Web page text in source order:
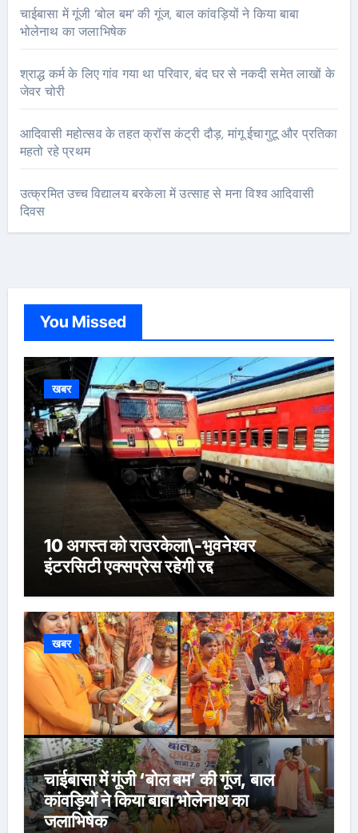
चाईबासा में गूंजी ‘बोल बम’ की गूंज, बाल कांवड़ियों ने किया बाबा
भोलेनाथ का जलाभिषेक
श्राद्ध कर्म के लिए गांव गया था परिवार, बंद घर से नकदी समेत लाखों के
जेवर चोरी
आदिवासी महोत्सव के तहत क्रॉस कंट्री दौड़, मांगू ईचागुटू और प्रतिका
महतो रहे प्रथम
उत्क्रमित उच्च विद्यालय बरकेला में उत्साह से मना विश्व आदिवासी
दिवस
You Missed
खबर
10 अगस्त को राउरकेला\-भुवनेश्वर
इंटरसिटी एक्सप्रेस रहेगी रद्द
खबर
चाईबासा में गूंजी ‘बोल बम’ की गूंज, बाल
कांवड़ियों ने किया बाबा भोलेनाथ का
जलाभिषेक